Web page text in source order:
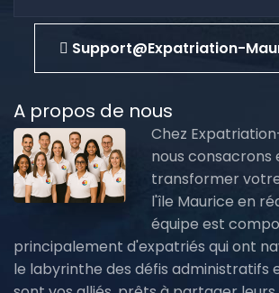
Support@expatriation-
A propos de nous
Chez
nous
transformer
l'île Maurice en
équipe est
principalement d'expatriés qui ont
le labyrinthe des défis administratifs